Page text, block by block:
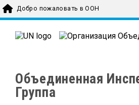
Skip to main content
Добро пожаловать в ООН
Объединенная
Группа